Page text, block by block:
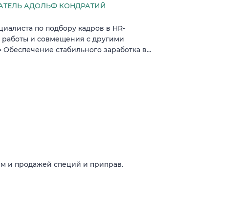
АДОЛЬФ КОНДРАТИЙ
по подбору кадров в HR-
и совмещения с другими
стабильного заработка в…
и продажей специй и приправ.